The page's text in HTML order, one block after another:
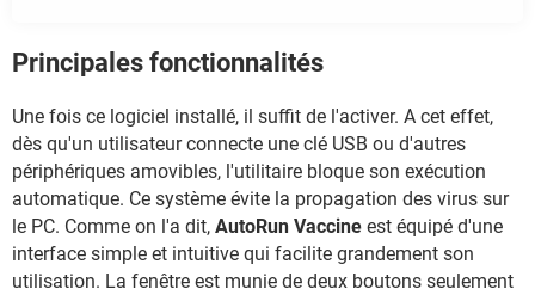
Principales fonctionnalités
Une fois ce logiciel installé, il suffit de l'activer. A cet effet,
dès qu'un utilisateur connecte une clé USB ou d'autres
périphériques amovibles, l'utilitaire bloque son exécution
automatique. Ce système évite la propagation des virus sur
le PC. Comme on l'a dit, AutoRun Vaccine est équipé d'une
interface simple et intuitive qui facilite grandement son
utilisation. La fenêtre est munie de deux boutons seulement